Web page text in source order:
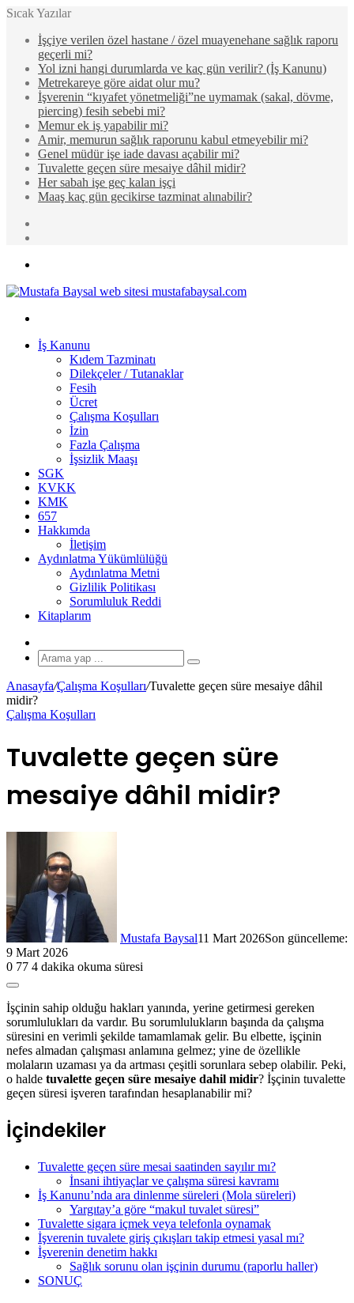
Sıcak Yazılar
İşçiye verilen özel hastane / özel muayenehane sağlık raporu
geçerli mi?
Yol izni hangi durumlarda ve kaç gün verilir? (İş Kanunu)
Metrekareye göre aidat olur mu?
İşverenin “kıyafet yönetmeliği”ne uymamak (sakal, dövme,
piercing) fesih sebebi mi?
Memur ek iş yapabilir mi?
Amir, memurun sağlık raporunu kabul etmeyebilir mi?
Genel müdür işe iade davası açabilir mi?
Tuvalette geçen süre mesaiye dâhil midir?
Her sabah işe geç kalan işçi
Maaş kaç gün gecikirse tazminat alınabilir?
...
İş Kanunu
Kıdem Tazminatı
Dilekçeler / Tutanaklar
Fesih
Ücret
Çalışma Koşulları
İzin
Fazla Çalışma
İşsizlik Maaşı
SGK
KVKK
KMK
657
Hakkımda
İletişim
Aydınlatma Yükümlülüğü
Aydınlatma Metni
Gizlilik Politikası
Sorumluluk Reddi
Kitaplarım
Makale
Arama
...
Anasayfa/Çalışma Koşulları/Tuvalette geçen süre mesaiye dâhil
midir?
Çalışma Koşulları
Tuvalette geçen süre
mesaiye dâhil midir?
Mustafa Baysal11 Mart 2026Son güncelleme:
9 Mart 2026
0 77 4 dakika okuma süresi
İşçinin sahip olduğu hakları yanında, yerine getirmesi gereken
sorumlulukları da vardır. Bu sorumlulukların başında da çalışma
süresini en verimli şekilde tamamlamak gelir. Bu elbette, işçinin
nefes almadan çalışması anlamına gelmez; yine de özellikle
molaların uzaması ya da artması çeşitli sorunlara sebep olabilir. Peki,
o halde tuvalette geçen süre mesaiye dahil midir? İşçinin tuvalette
geçen süresi işveren tarafından hesaplanabilir mi?
İçindekiler
Tuvalette geçen süre mesai saatinden sayılır mı?
İnsani ihtiyaçlar ve çalışma süresi kavramı
İş Kanunu’nda ara dinlenme süreleri (Mola süreleri)
Yargıtay’a göre “makul tuvalet süresi”
Tuvalette sigara içmek veya telefonla oynamak
İşverenin tuvalete giriş çıkışları takip etmesi yasal mı?
İşverenin denetim hakkı
Sağlık sorunu olan işçinin durumu (raporlu haller)
SONUÇ